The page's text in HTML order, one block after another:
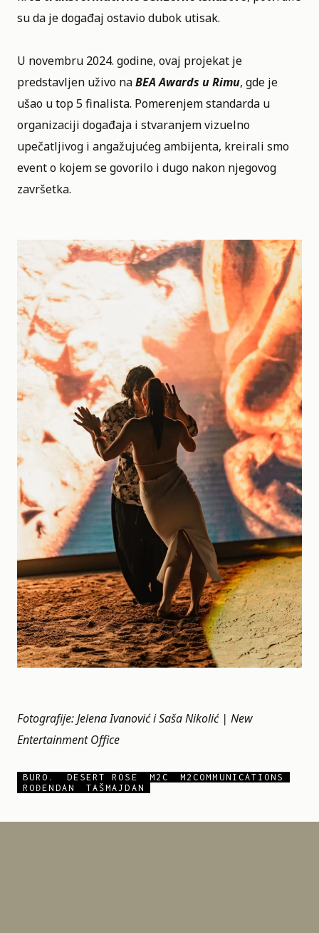
su da je događaj ostavio dubok utisak.
U novembru 2024. godine, ovaj projekat je
predstavljen uživo naBEA Awards u Rimu, gde je
ušao u top 5 finalista. Pomerenjem standarda u
organizaciji događaja i stvaranjem vizuelno
upečatljivog i angažujućeg ambijenta, kreirali smo
event o kojem se govorilo i dugo nakon njegovog
završetka.
Fotografije: Jelena Ivanović i Saša Nikolić | New
Entertainment Office
BURO. DESERT ROSE M2C
M2COMMUNICATIONS
ROĐENDAN
TAŠMAJDAN